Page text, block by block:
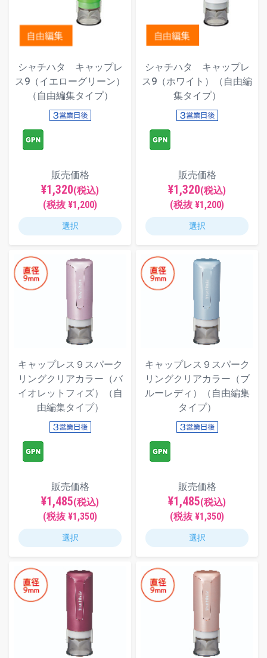
シャチハタ キャップレ
ス9（イエローグリーン）
（自由編集タイプ）
販売価格
¥1,320(税込)
(税抜 ¥1,200)
選択
シャチハタ キャップレ
ス9（ホワイト）（自由編
集タイプ）
販売価格
¥1,320(税込)
(税抜 ¥1,200)
選択
キャップレス９スパーク
リングクリアカラー（バ
イオレットフィズ）（自
由編集タイプ）
販売価格
¥1,485(税込)
(税抜 ¥1,350)
選択
キャップレス９スパーク
リングクリアカラー（ブ
ルーレディ）（自由編集
タイプ）
販売価格
¥1,485(税込)
(税抜 ¥1,350)
選択